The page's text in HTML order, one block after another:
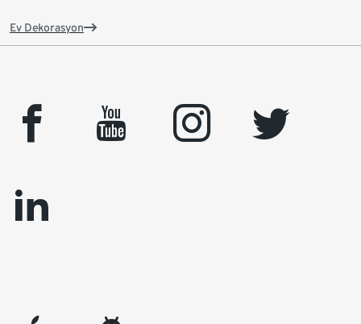
Ev Dekorasyon
facebook youtube instagram
twitter
linkedin